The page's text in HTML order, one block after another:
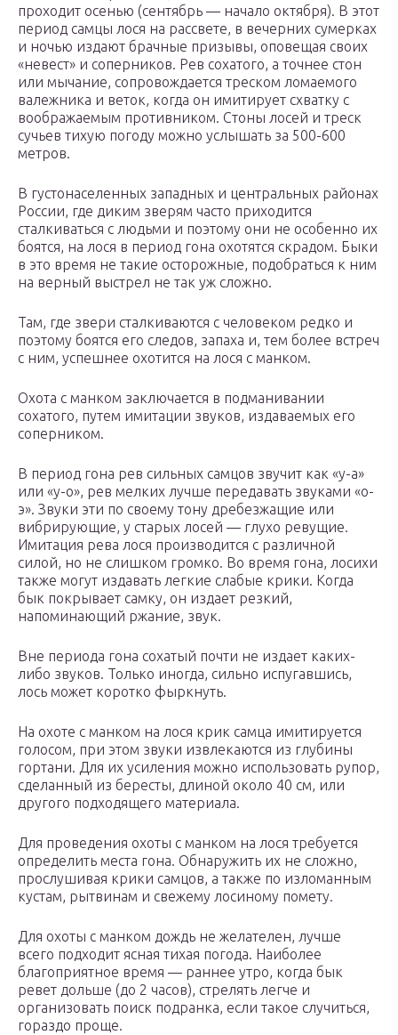
проходит осенью (сентябрь — начало октября). В этот
период самцы лося на рассвете, в вечерних сумерках
и ночью издают брачные призывы, оповещая своих
«невест» и соперников. Рев сохатого, а точнее стон
или мычание, сопровождается треском ломаемого
валежника и веток, когда он имитирует схватку с
воображаемым противником. Стоны лосей и треск
сучьев тихую погоду можно услышать за 500-600
метров.
В густонаселенных западных и центральных районах
России, где диким зверям часто приходится
сталкиваться с людьми и поэтому они не особенно их
боятся, на лося в период гона охотятся скрадом. Быки
в это время не такие осторожные, подобраться к ним
на верный выстрел не так уж сложно.
Там, где звери сталкиваются с человеком редко и
поэтому боятся его следов, запаха и, тем более встреч
с ним, успешнее охотится на лося с манком.
Охота с манком заключается в подманивании
сохатого, путем имитации звуков, издаваемых его
соперником.
В период гона рев сильных самцов звучит как «у-a»
или «у-о», рев мелких лучше передавать звуками «о-
э». Звуки эти по своему тону дребезжащие или
вибрирующие, у старых лосей — глухо ревущие.
Имитация рева лося производится с различной
силой, но не слишком громко. Во время гона, лосихи
также могут издавать легкие слабые крики. Когда
бык покрывает самку, он издает резкий,
напоминающий ржание, звук.
Вне периода гона сохатый почти не издает каких-
либо звуков. Только иногда, сильно испугавшись,
лось может коротко фыркнуть.
На охоте с манком на лося крик самца имитируется
голосом, при этом звуки извлекаются из глубины
гортани. Для их усиления можно использовать рупор,
сделанный из бересты, длиной около 40 см, или
другого подходящего материала.
Для проведения охоты с манком на лося требуется
определить места гона. Обнаружить их не сложно,
прослушивая крики самцов, а также по изломанным
кустам, рытвинам и свежему лосиному помету.
Для охоты с манком дождь не желателен, лучше
всего подходит ясная тихая погода. Наиболее
благоприятное время — раннее утро, когда бык
ревет дольше (до 2 часов), стрелять легче и
организовать поиск подранка, если такое случиться,
гораздо проще.